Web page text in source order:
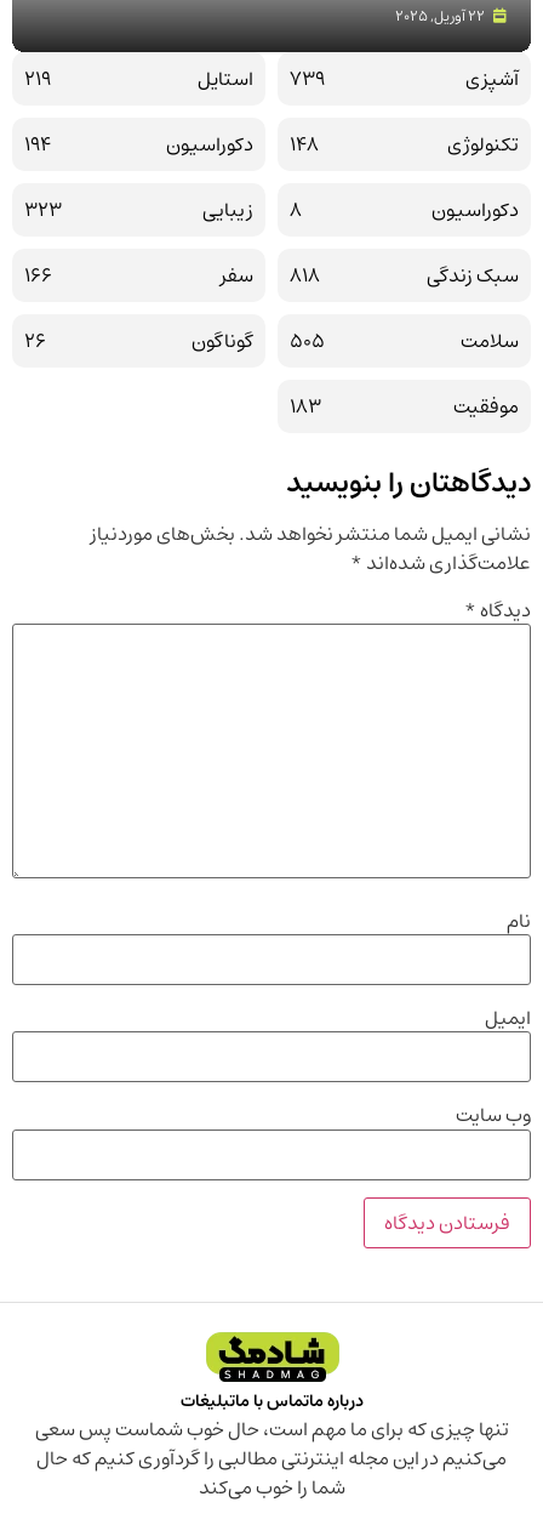
22 آوریل, 2025
آشپزی 739 استایل
219
تکنولوژی
148 دکوراسیون
194
دکوراسیون
8 زیبایی
323
سبک زندگی
818 سفر
166
سلامت
505 گوناگون
26
موفقیت
183
دیدگاهتان را بنویسید
نشانی ایمیل شما منتشر نخواهد شد.بخش‌های موردنیاز
علامت‌گذاری شده‌اند*
دیدگاه*
نام
ایمیل
وب‌ سایت
درباره ماتماس با ماتبلیغات
تنها چیزی که برای ما مهم است، حال خوب شماست پس سعی
می‌کنیم در این مجله اینترنتی مطالبی را گردآوری کنیم که حال
شما را خوب می‌کند